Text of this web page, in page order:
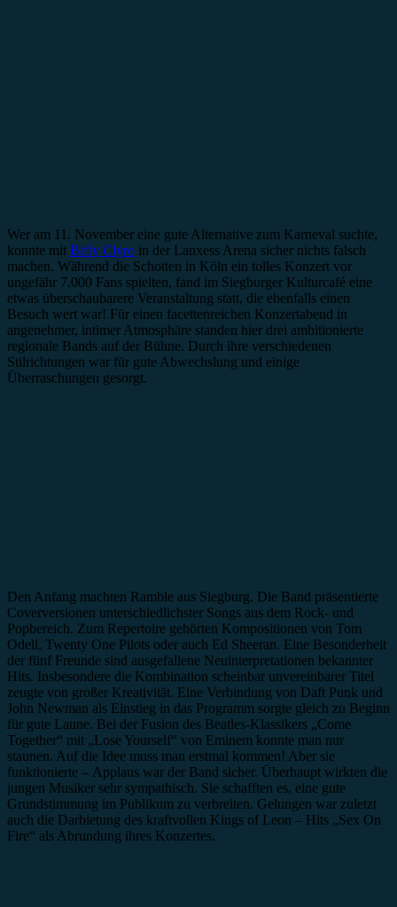
Wer am 11. November eine gute Alternative zum Karneval suchte,
konnte mit Biffy Clyro in der Lanxess Arena sicher nichts falsch
machen. Während die Schotten in Köln ein tolles Konzert vor
ungefähr 7.000 Fans spielten, fand im Siegburger Kulturcafé eine
etwas überschaubarere Veranstaltung statt, die ebenfalls einen
Besuch wert war! Für einen facettenreichen Konzertabend in
angenehmer, intimer Atmosphäre standen hier drei ambitionierte
regionale Bands auf der Bühne. Durch ihre verschiedenen
Stilrichtungen war für gute Abwechslung und einige
Überraschungen gesorgt.
Den Anfang machten Ramble aus Siegburg. Die Band präsentierte
Coverversionen unterschiedlichster Songs aus dem Rock- und
Popbereich. Zum Repertoire gehörten Kompositionen von Tom
Odell, Twenty One Pilots oder auch Ed Sheeran. Eine Besonderheit
der fünf Freunde sind ausgefallene Neuinterpretationen bekannter
Hits. Insbesondere die Kombination scheinbar unvereinbarer Titel
zeugte von großer Kreativität. Eine Verbindung von Daft Punk und
John Newman als Einstieg in das Programm sorgte gleich zu Beginn
für gute Laune. Bei der Fusion des Beatles-Klassikers „Come
Together“ mit „Lose Yourself“ von Eminem konnte man nur
staunen. Auf die Idee muss man erstmal kommen! Aber sie
funktionierte – Applaus war der Band sicher. Überhaupt wirkten die
jungen Musiker sehr sympathisch. Sie schafften es, eine gute
Grundstimmung im Publikum zu verbreiten. Gelungen war zuletzt
auch die Darbietung des kraftvollen Kings of Leon – Hits „Sex On
Fire“ als Abrundung ihres Konzertes.